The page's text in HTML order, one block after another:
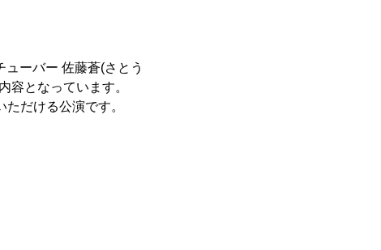
ーバー 佐藤蒼(さとう
容となっています。
だける公演です。